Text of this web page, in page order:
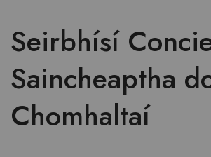
Seirbhísí
Saincheaptha
Chomhaltaí